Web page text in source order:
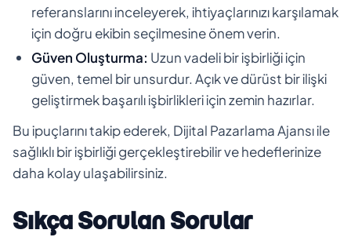
referanslarını inceleyerek, ihtiyaçlarınızı karşılamak
için doğru ekibin seçilmesine önem verin.
Güven Oluşturma: Uzun vadeli bir işbirliği için
güven, temel bir unsurdur. Açık ve dürüst bir ilişki
geliştirmek başarılı işbirlikleri için zemin hazırlar.
Bu ipuçlarını takip ederek, Dijital Pazarlama Ajansı ile
sağlıklı bir işbirliği gerçekleştirebilir ve hedeflerinize
daha kolay ulaşabilirsiniz.
Sıkça Sorulan Sorular